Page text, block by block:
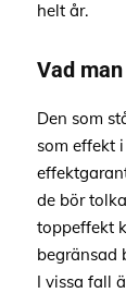
helt år.
Vad
Den som
som effekt
de bör
toppeffekt
begränsad
I vissa fall